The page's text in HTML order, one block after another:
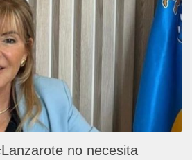
no necesita